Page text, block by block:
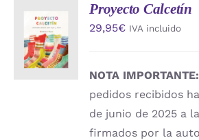
AÑADIR
AL
CARRITO
/
DETALLES
Proyecto Calcetín
29,95€ IVA incluido
NOTA IMPORTANTE:
pedidos recibidos
de junio de 2025 a
firmados por la